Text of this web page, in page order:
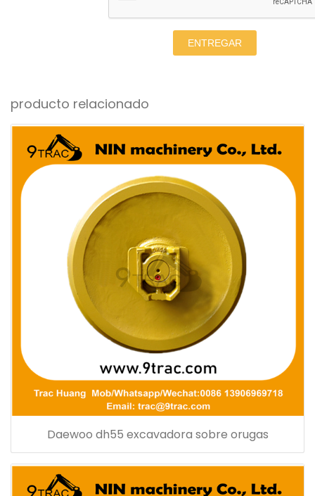
ENTREGAR
producto relacionado
Daewoo dh55 excavadora sobre orugas